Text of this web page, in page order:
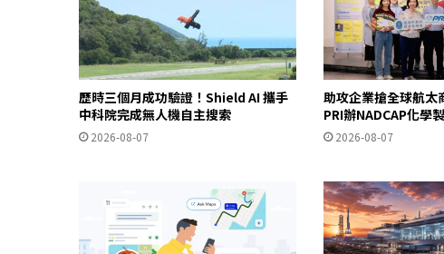
歷時三個月成功驗證！Shield AI 攜手
中科院完成無人機自主搜索
2026-08-07
助攻企業搶全球航太
PRI辦NADCAP化學
2026-08-07